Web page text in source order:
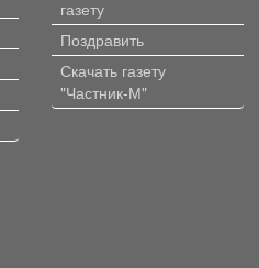
газету
Поздравить
Скачать газету
"Частник-М"